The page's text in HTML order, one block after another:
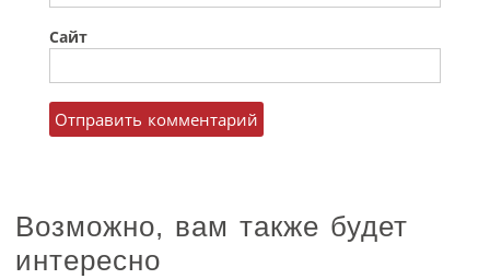
Сайт
Возможно, вам также будет
интересно